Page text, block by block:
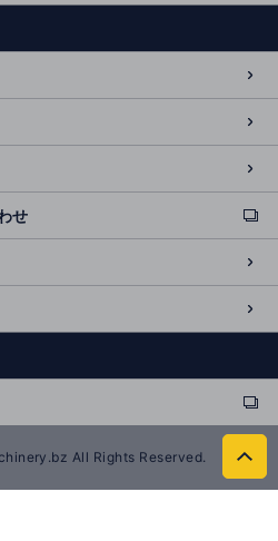
e
n
al
si
t
e
せ
ext
e
r
n
al
si
e
ext
e
r
n
All Rights Reserved.
to
p